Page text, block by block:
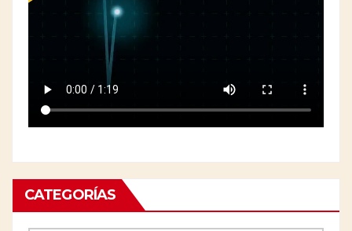
CATEGORÍAS